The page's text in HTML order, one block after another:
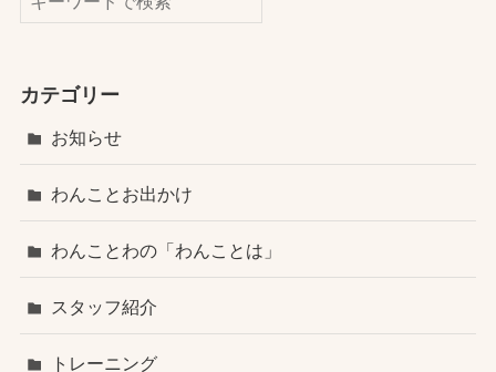
カテゴリー
お知らせ
わんことお出かけ
わんことわの「わんことは」
スタッフ紹介
トレーニング